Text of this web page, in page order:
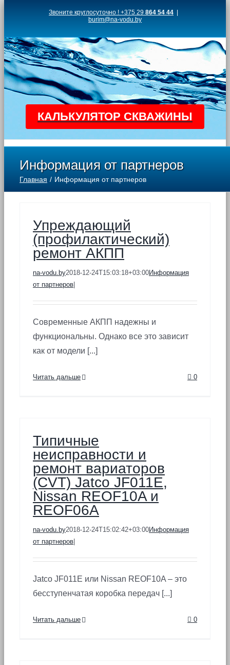
content
Звоните круглосуточно ! +375 29 864 54 44
burim@na-vodu.by
КАЛЬКУЛЯТОР СКВАЖИНЫ
Информация от партнеров
Главная Информация от партнеров
Упреждающий
(профилактический)
ремонт АКПП
na-vodu.by2018-12-24T15:03:18+03:00Информация
от партнеров
Современные АКПП надежны и
функциональны. Однако все это зависит
как от модели [...]
Читать дальше 0
Типичные
неисправности и
ремонт вариаторов
(CVT) Jatco JF011E,
Nissan REOF10A и
REOF06A
na-vodu.by2018-12-24T15:02:42+03:00Информация
от партнеров
Jatco JF011E или Nissan REOF10A – это
бесступенчатая коробка передач [...]
Читать дальше 0